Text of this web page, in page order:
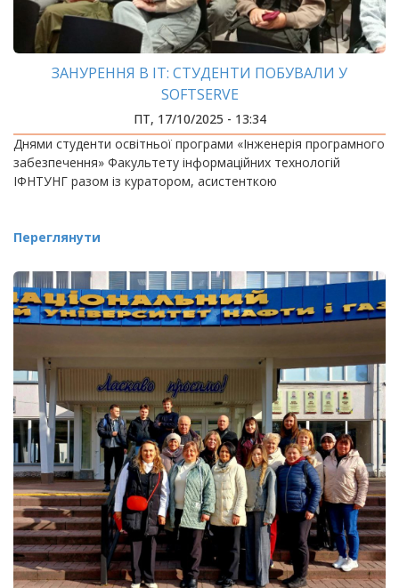
ЗАНУРЕННЯ В ІТ: СТУДЕНТИ ПОБУВАЛИ У
SOFTSERVE
ПТ, 17/10/2025 - 13:34
Днями студенти освітньої програми «Інженерія програмного
забезпечення» Факультету інформаційних технологій
ІФНТУНГ разом із куратором, асистенткою
Переглянути